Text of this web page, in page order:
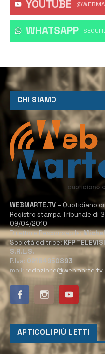
YOUTUBE
WHATSAPP ‎SEGUI
CHI SIAMO
WEBMARTE.TV – Quotidiano
Registro stampa Tribunale di
09/04/2010
Direttore Responsabile:
Società editrice:KFP
S.R.L.S.
P.Iva: 02184950893
mail: redazione@webmarte.tv
ARTICOLI PIÙ LETTI